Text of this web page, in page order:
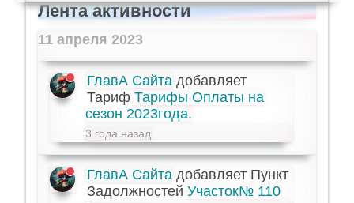
Лента активности
11 апреля 2023
ГлавА Сайта добавляет
ТарифТарифы Оплаты на
сезон 2023года.
3 года назад
ГлавА Сайта добавляет Пункт
ЗадолжностейУчасток№ 110